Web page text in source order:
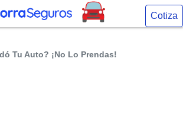
Cotiza
Tu Auto? ¡No Lo Prendas!